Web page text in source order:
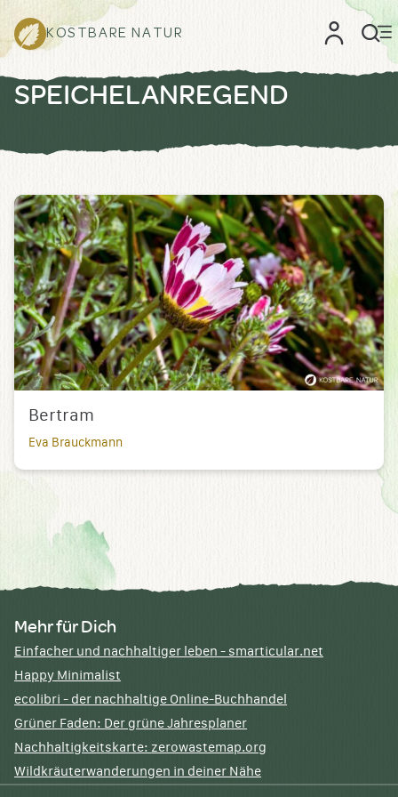
KOSTBARE NATUR
SPEICHELANREGEND
Bertram
Eva Brauckmann
Mehr für Dich
Einfacher und nachhaltiger leben - smarticular.net
Happy Minimalist
ecolibri - der nachhaltige Online-Buchhandel
Grüner Faden: Der grüne Jahresplaner
Nachhaltigkeitskarte: zerowastemap.org
Wildkräuterwanderungen in deiner Nähe